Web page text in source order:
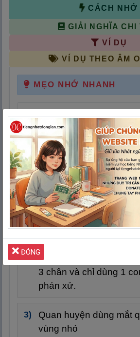
CÁCH NHỚ
GIẢI NGHĨA CHI
VÍ DỤ
VÍ DỤ THEO ÂM
MẸO NHỚ NHANH
Cả nước đang mắt ( 目
nhỏ (小).
Quan HUYỆN ngồi trên
3 chân và chỉ dùng 1
phán xử.
Quan huyện dùng mắt
vùng nhỏ
ĐÓNG